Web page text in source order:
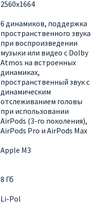
2560x1664
6 динамиков, поддержка
пространственного звука
при воспроизведении
музыки или видео с Dolby
Atmos на встроенных
динамиках,
пространственный звук с
динамическим
отслеживанием головы
при использовании
AirPods (3-го поколения),
AirPods Pro и AirPods Max
Apple M3
8 Гб
Li-Pol